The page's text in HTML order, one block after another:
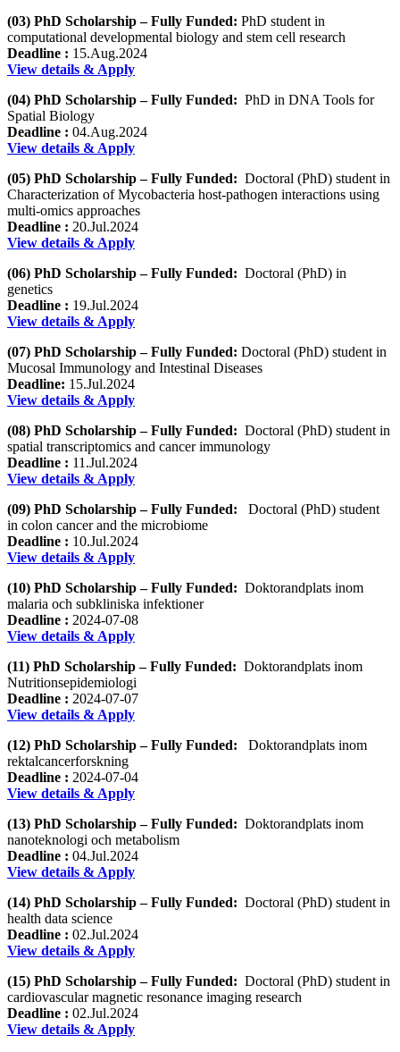
(03) PhD Scholarship – Fully Funded: PhD student in
computational developmental biology and stem cell research
Deadline : 15.Aug.2024
View details & Apply
(04) PhD Scholarship – Fully Funded: PhD in DNA Tools for
Spatial Biology
Deadline : 04.Aug.2024
View details & Apply
(05) PhD Scholarship – Fully Funded: Doctoral (PhD) student in
Characterization of Mycobacteria host-pathogen interactions using
multi-omics approaches
Deadline : 20.Jul.2024
View details & Apply
(06) PhD Scholarship – Fully Funded: Doctoral (PhD) in
genetics
Deadline : 19.Jul.2024
View details & Apply
(07) PhD Scholarship – Fully Funded: Doctoral (PhD) student in
Mucosal Immunology and Intestinal Diseases
Deadline: 15.Jul.2024
View details & Apply
(08) PhD Scholarship – Fully Funded: Doctoral (PhD) student in
spatial transcriptomics and cancer immunology
Deadline : 11.Jul.2024
View details & Apply
(09) PhD Scholarship – Fully Funded: Doctoral (PhD) student
in colon cancer and the microbiome
Deadline : 10.Jul.2024
View details & Apply
(10) PhD Scholarship – Fully Funded: Doktorandplats inom
malaria och subkliniska infektioner
Deadline : 2024-07-08
View details & Apply
(11) PhD Scholarship – Fully Funded: Doktorandplats inom
Nutritionsepidemiologi
Deadline : 2024-07-07
View details & Apply
(12) PhD Scholarship – Fully Funded: Doktorandplats inom
rektalcancerforskning
Deadline : 2024-07-04
View details & Apply
(13) PhD Scholarship – Fully Funded: Doktorandplats inom
nanoteknologi och metabolism
Deadline : 04.Jul.2024
View details & Apply
(14) PhD Scholarship – Fully Funded: Doctoral (PhD) student in
health data science
Deadline : 02.Jul.2024
View details & Apply
(15) PhD Scholarship – Fully Funded: Doctoral (PhD) student in
cardiovascular magnetic resonance imaging research
Deadline : 02.Jul.2024
View details & Apply